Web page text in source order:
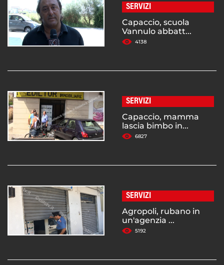
SERVIZI
Capaccio, scuola
Vannulo abbatt...
4138
SERVIZI
Capaccio, mamma
lascia bimbo in...
6827
SERVIZI
Agropoli, rubano in
un'agenzia ...
5192